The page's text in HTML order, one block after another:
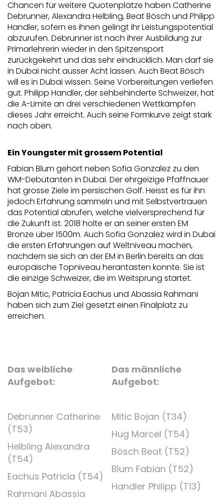
Chancen für weitere Quotenplätze haben Catherine
Debrunner, Alexandra Helbling, Beat Bösch und Philipp
Handler, sofern es ihnen gelingt ihr Leistungspotential
abzurufen. Debrunner ist nach ihrer Ausbildung zur
Primarlehrerin wieder in den Spitzensport
zurückgekehrt und das sehr eindrücklich. Man darf sie
in Dubai nicht ausser Acht lassen. Auch Beat Bösch
will es in Dubai wissen. Seine Vorbereitungen verliefen
gut. Philipp Handler, der sehbehinderte Schweizer, hat
die A-Limite an drei verschiedenen Wettkämpfen
dieses Jahr erreicht. Auch seine Formkurve zeigt stark
nach oben.
Ein Youngster mit grossem Potential
Fabian Blum gehört neben Sofia Gonzalez zu den
WM-Debütanten in Dubai. Der ehrgeizige Pfaffnauer
hat grosse Ziele im persischen Golf. Heisst es für ihn
jedoch Erfahrung sammeln und mit Selbstvertrauen
das Potential abrufen, welche vielversprechend für
die Zukunft ist. 2018 holte er an seiner ersten EM
Bronze über 1500m. Auch Sofia Gonzalez wird in Dubai
die ersten Erfahrungen auf Weltniveau machen,
nachdem sie sich an der EM in Berlin bereits an das
europäische Topniveau herantasten konnte. Sie ist
die einzige Schweizer, die im Weitsprung startet.
Bojan Mitic, Patricia Eachus und Abassia Rahmani
haben sich zum Ziel gesetzt einen Finalplatz zu
erreichen.
Das weibliche
Aufgebot:
Debrunner Catherine
(T53)
Helbling Alexandra
(T54)
Eachus Patricia (T54)
Rahmani Abassia
Das männliche
Aufgebot:
Mitic Bojan (T34)
Hug Marcel (T54)
Bösch Beat (T52)
Blum Fabian (T52)
Handler Philipp (T13)